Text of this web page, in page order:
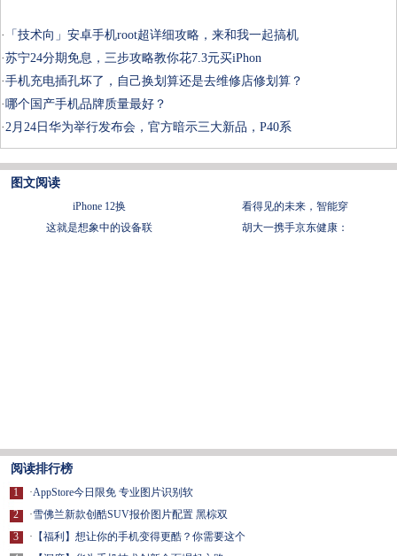
·
「技术向」安卓手机root超详细攻略，来和我一起搞机
·苏宁24分期免息，三步攻略教你花7.3元买iPhon
·手机充电插孔坏了，自己换划算还是去维修店修划算？
·哪个国产手机品牌质量最好？
·2月24日华为举行发布会，官方暗示三大新品，P40系
图文阅读
iPhone 12换
看得见的未来，智能穿
这就是想象中的设备联
胡大一携手京东健康：
阅读排行榜
1
2
3
·AppStore今日限免 专业图片识别软
·雪佛兰新款创酷SUV报价图片配置 黑棕双
· 【福利】想让你的手机变得更酷？你需要这个